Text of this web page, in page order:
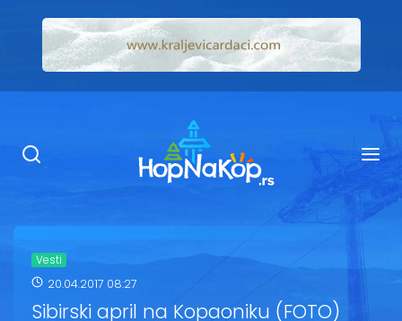
Ugostiteljstvo
Kop Info
Vesti
20.04.2017 08:27
Sibirski april na Kopaoniku (FOTO)